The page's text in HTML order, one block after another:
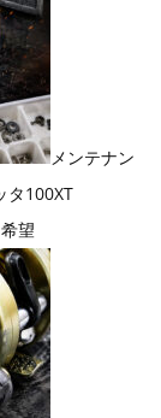
メンテナン
タ100XT
望